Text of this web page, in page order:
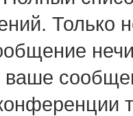
Только
ваше